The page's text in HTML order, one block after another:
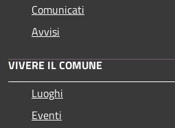
Comunicati
Avvisi
VIVERE IL COMUNE
Luoghi
Eventi